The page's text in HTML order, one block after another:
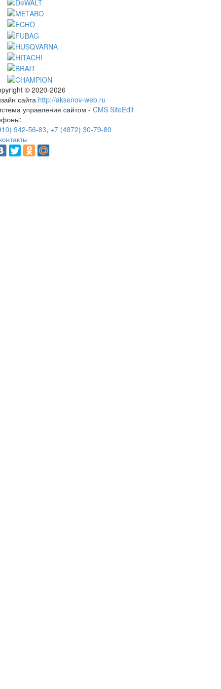
© 2020-2026
сайта http://aksenov-web.ru
управления сайтом - CMS SiteEdit
942-56-83, +7 (4872) 30-79-80